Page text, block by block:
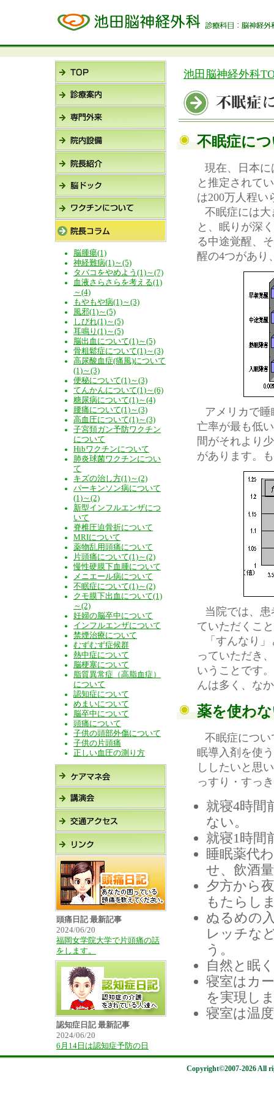
脳腫瘍(1)
神経難病(1)～(5)
タバコをやめよう(1)～(7)
血液さらさらを考える(1)
～(4)
もやもや病(1)～(3)
風邪(1)～(5)
しびれ(1)～(5)
耳鳴り(1)～(5)
脳出血について(1)～(5)
骨粗鬆症について(1)～(3)
高尿酸血症(痛風)について
(1)～(3)
便秘について(1)～(3)
てんかんについて(1)～(6)
糖尿病について(1)～(4)
腰痛について(1)～(3)
高血圧について(1)～(3)
子宮頚ガン予防ワクチン
について
Hibワクチンについて
肺炎球菌ワクチンについ
て
キズの治し方(1)～(2)
パーキンソン病について
(1)～(2)
新型インフルエンザにつ
いて
脊椎圧迫骨折について
MRIについて
薬物乱用頭痛について
片頭痛について(1)～(2)
慢性硬膜下血腫について
メニエール病について
不眠症について(1)～(2)
クモ膜下出血について(1)
～(2)
妊婦の脳卒中について
インフルエンザについて
禁煙治療について
むずむず症候群
熱中症について
脳梗塞について
脂質異常症（高脂血症）
について
認知症について
めまいについて
脳卒中について
頭痛について
子供の頭部外傷について
子供の片頭痛
正しい血圧の測り方
頭痛日記 最新記事
2024/06/20
福岡女学院大学で片頭痛の話
をします。
認知症日記 最新記事
2024/06/20
6月14日は認知症予防の日
池田脳神経外科
不眠症に
現在、日本
と推定されて
は200万人程い
不眠症には
と、眠りが深
る中途覚醒、
醒の4つがあり
アメリカで
亡率が最も低
間がそれより
があります。
当院では、
ていただくこ
「すんなり
っていただき
いうことです
んは多く、な
薬を使わ
不眠症につ
眠導入剤を使
ししたいと思
っすり・すっ
就寝4時間
ない。
就寝1時間
睡眠薬代
せ、飲酒
夕方から
もたらし
ぬるめの
レッチな
う。
自然と眠
寝室はカ
を実現し
寝室は温
Copyright©2007-2026 All